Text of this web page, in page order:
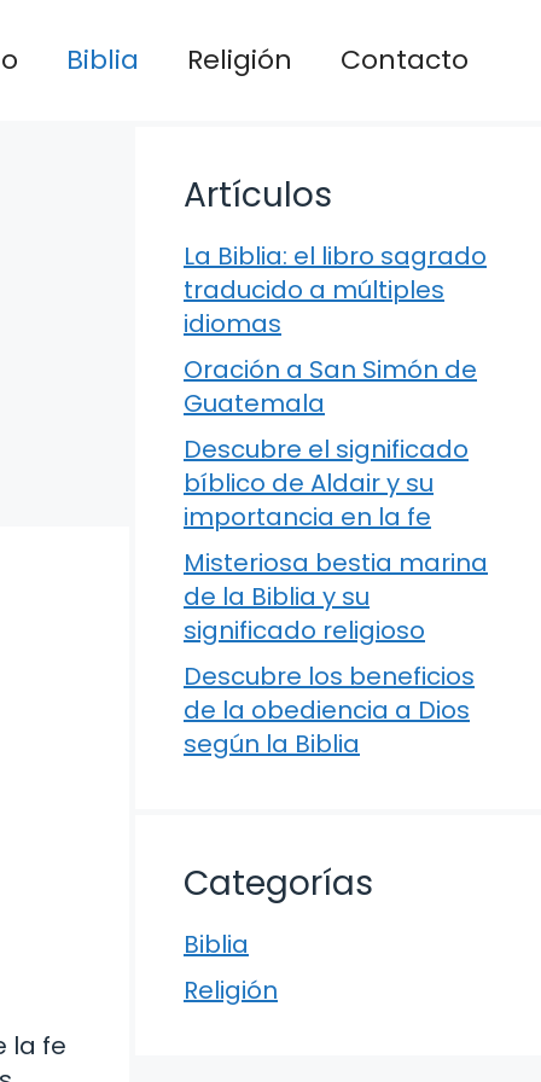
Biblia Religión Contacto
la fe
Artículos
La Biblia: el libro sagrado
traducido a múltiples
idiomas
Oración a San Simón de
Guatemala
Descubre el significado
bíblico de Aldair y su
importancia en la fe
Misteriosa bestia marina
de la Biblia y su
significado religioso
Descubre los beneficios
de la obediencia a Dios
según la Biblia
Categorías
Biblia
Religión